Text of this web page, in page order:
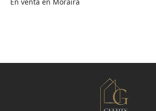
En venta en Moraira